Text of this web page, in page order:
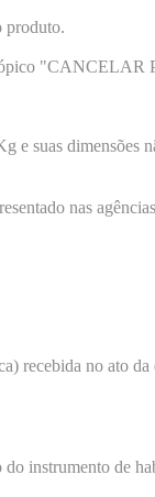
produto.
tópico
e suas dimensões
nas
recebida no ato da
instrumento de